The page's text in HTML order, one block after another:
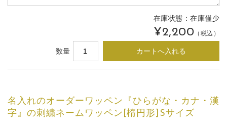
在庫状態：在庫僅少
¥2,200 （税込）
数量
名入れのオーダーワッペン『ひらがな・カナ・漢
字』の刺繍ネームワッペン[楕円形]Sサイズ